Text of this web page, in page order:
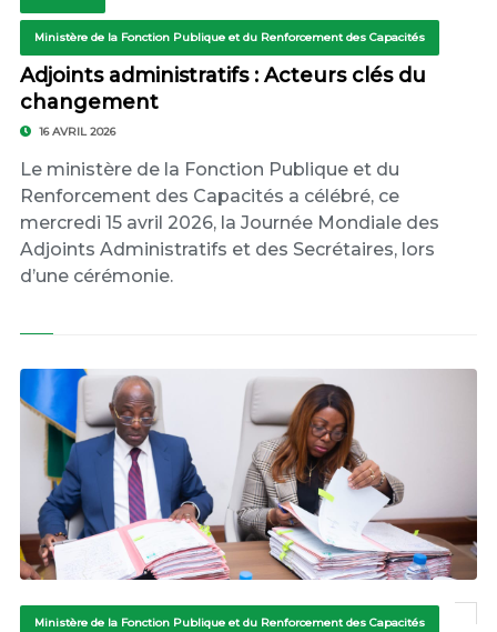
Ministère de la Fonction Publique et du Renforcement des Capacités
Adjoints administratifs : Acteurs clés du
changement
16 AVRIL 2026
Le ministère de la Fonction Publique et du
Renforcement des Capacités a célébré, ce
mercredi 15 avril 2026, la Journée Mondiale des
Adjoints Administratifs et des Secrétaires, lors
d’une cérémonie.
Ministère de la Fonction Publique et du Renforcement des Capacités